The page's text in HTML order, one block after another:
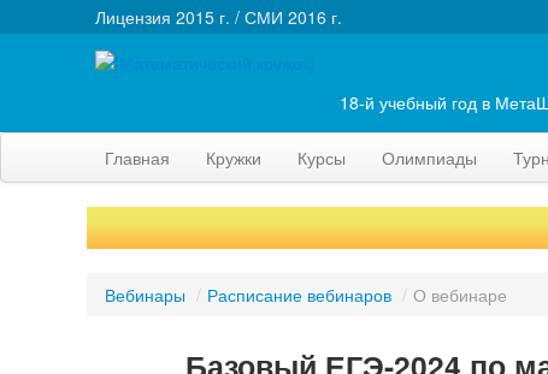
Лицензия 2015 г. / СМИ 2016 г.
18-й учебный год в
Главная Кружки Курсы Олимпиады
Вебинары / Расписание вебинаров / О вебинаре